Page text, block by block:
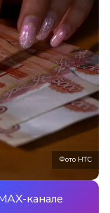
Фото НТС
канале